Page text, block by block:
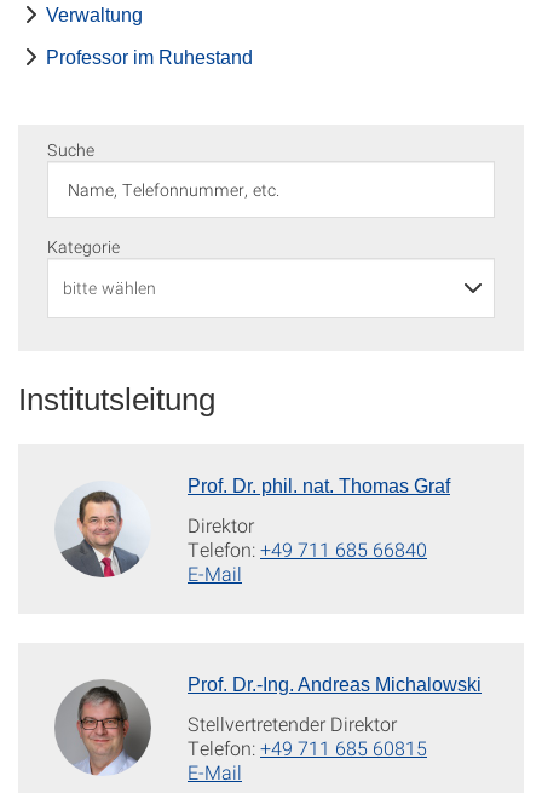
Verwaltung
Professor im Ruhestand
Suche
Kategorie
Institutsleitung
Prof. Dr. phil. nat. Thomas Graf
Direktor
Telefon:+49 711 685 66840
E-Mail
Prof. Dr.-Ing. Andreas Michalowski
Stellvertretender Direktor
Telefon:+49 711 685 60815
E-Mail